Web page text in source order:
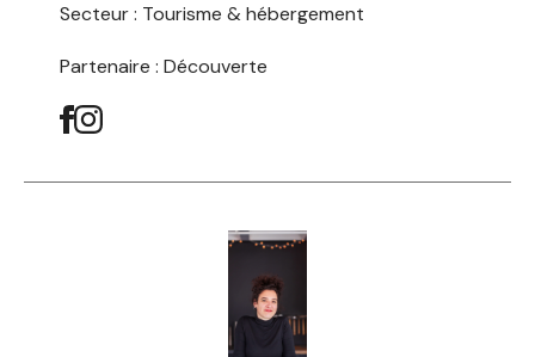
Secteur : Tourisme & hébergement
Partenaire : Découverte